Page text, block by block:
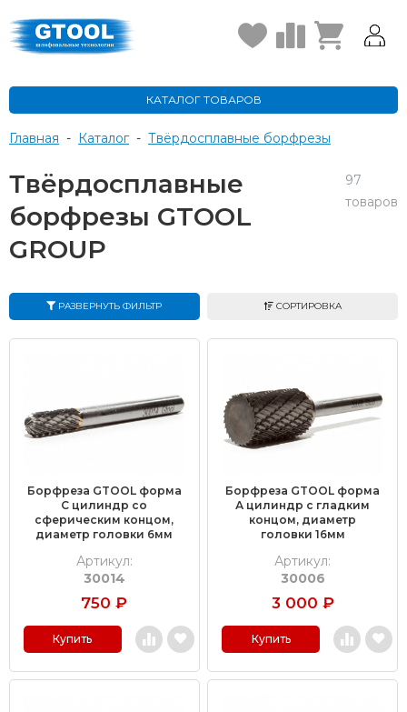
КАТАЛОГ ТОВАРОВ
Главная - Каталог - Твёрдосплавные борфрезы
Твёрдосплавные
борфрезы GTOOL
GROUP
97
товаров
РАЗВЕРНУТЬ ФИЛЬТР СОРТИРОВКА
Борфреза GTOOL форма
C цилиндр со
сферическим концом,
диаметр головки 6мм
Артикул:
30014
750 ₽
Купить
Борфреза GTOOL форма
А цилиндр с гладким
концом, диаметр
головки 16мм
Артикул:
30006
3 000 ₽
Купить